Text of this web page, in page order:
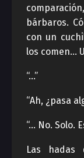
bárbaros.
con un
los comen…
“…”
“Ah, ¿pasa
“… No. Solo.
Las hadas